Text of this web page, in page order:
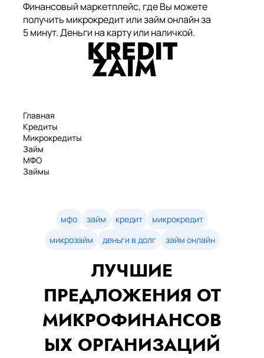
Финансовый маркетплейс, где Вы можете
получить микрокредит или займ онлайн за
5 минут. Деньги на карту или наличкой.
Главная
Кредиты
Микрокредиты
Займ
МФО
Займы
Займы онлайн
Денежные кредиты
мфо займ кредит
микрокредит
микрозайм
деньги в долг займ онлайн
ЛУЧШИЕ
ПРЕДЛОЖЕНИЯ ОТ
МИКРОФИНАНСОВ
ЫХ ОРГАНИЗАЦИЙ